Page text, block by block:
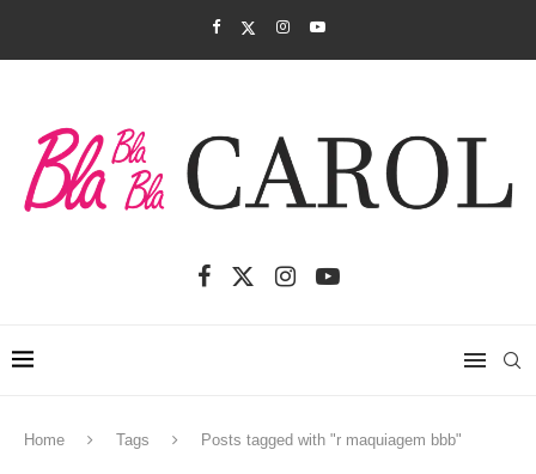
Home Tags Posts tagged with "r maquiagem bbb"